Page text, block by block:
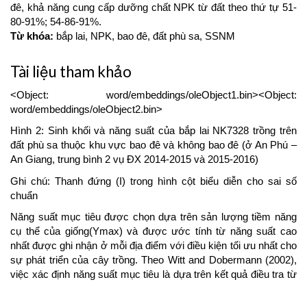
đê, khả năng cung cấp dưỡng chất NPK từ đất theo thứ tự 51-
80-91%; 54-86-91%.
Từ khóa: bắp lai, NPK, bao đê, đất phù sa, SSNM
Article
Details
Tài liệu tham khảo
<Object: word/embeddings/oleObject1.bin><Object:
word/embeddings/oleObject2.bin>
Hình 2: Sinh khối và năng suất của bắp lai NK7328 trồng trên
đất phù sa thuộc khu vực bao đê và không bao đê (ở An Phú –
An Giang, trung bình 2 vụ ĐX 2014-2015 và 2015-2016)
Ghi chú: Thanh đứng (I) trong hình cột biểu diễn cho sai số
chuẩn
Năng suất mục tiêu được chọn dựa trên sản lượng tiềm năng
cụ thể của giống(Ymax) và được ước tính từ năng suất cao
nhất được ghi nhận ở mỗi địa điểm với điều kiện tối ưu nhất cho
sự phát triển của cây trồng. Theo Witt and Dobermann (2002),
việc xác định năng suất mục tiêu là dựa trên kết quả điều tra từ